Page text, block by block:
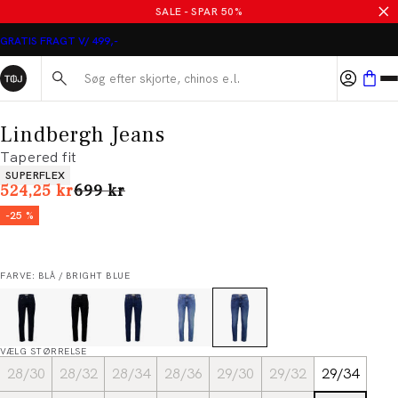
SALE - SPAR 50%
GRATIS FRAGT V/ 499,-
Søg her...
Lindbergh Jeans
Tapered fit
Produkt egenskaber
SUPERFLEX
524,25 krI alt (uden rabat)
699 kr
-25 %
FARVE: BLÅ / BRIGHT BLUE
VÆLG STØRRELSE
28/30 28/32 28/34 28/36 29/30 29/32
29/34